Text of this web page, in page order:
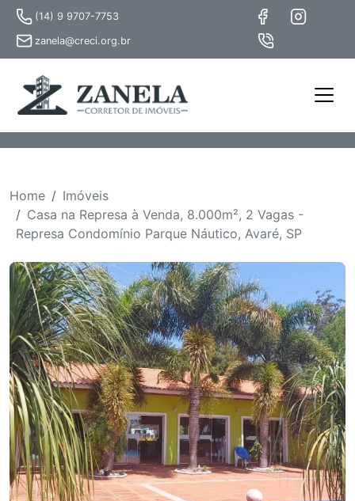
(14) 9 9707-7753
zanela@creci.org.br
Home
Imóveis
Casa na Represa à Venda, 8.000m², 2 Vagas -
Represa Condomínio Parque Náutico, Avaré, SP